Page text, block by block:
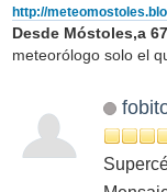
http://
Desde Móstoles,a
meteorólogo solo el